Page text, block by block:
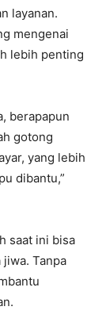
layanan.
mengenai
lebih penting
berapapun
gotong
yang lebih
dibantu,”
saat ini bisa
Tanpa